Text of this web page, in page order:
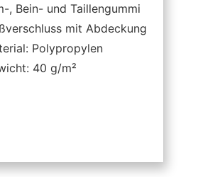
, Bein- und Taillengummi
mit Abdeckung
Polypropylen
40 g/m²